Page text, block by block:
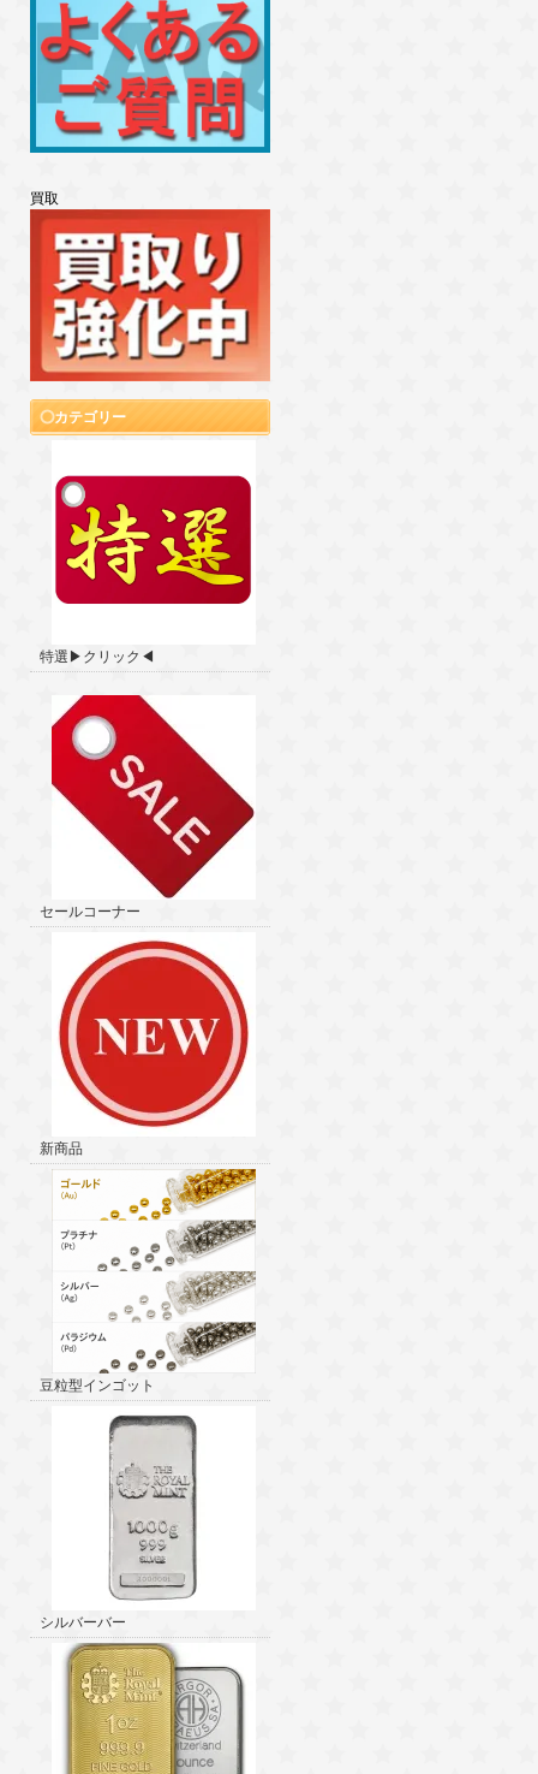
買取
カテゴリー
特選▶クリック◀
セールコーナー
新商品
豆粒型インゴット
シルバーバー